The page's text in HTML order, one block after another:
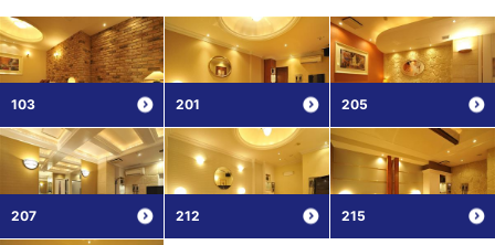
103 201 205
207 212 215